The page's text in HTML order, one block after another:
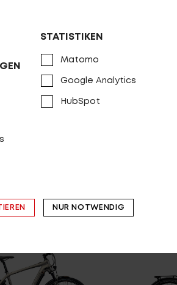
Tour R2600i
STATISTIKEN
Matomo
Google Analytics
HubSpot
NUR NOTWENDIG